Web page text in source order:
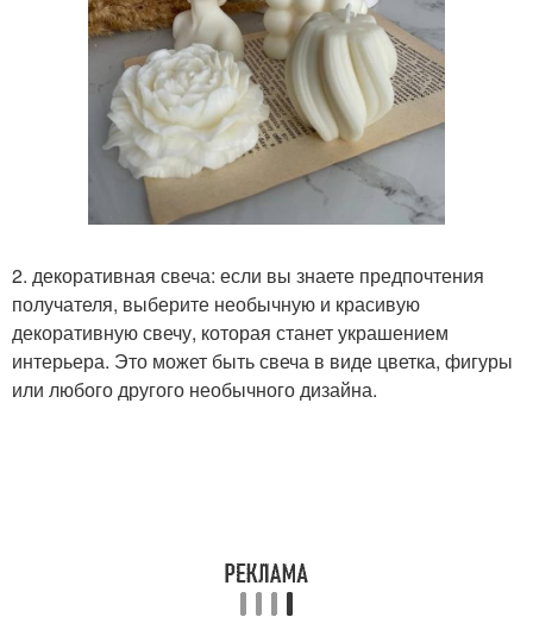
2. декоративная свеча: если вы знаете предпочтения
получателя, выберите необычную и красивую
декоративную свечу, которая станет украшением
интерьера. Это может быть свеча в виде цветка, фигуры
или любого другого необычного дизайна.